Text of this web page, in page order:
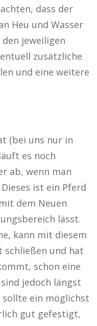
dass der
Heu und Wasser
jeweiligen
zusätzliche
und eine weitere
(bei uns nur in
es noch
ab, wenn man
ist ein Pferd
dem Neuen
lässt.
kann mit diesem
schließen und hat
schon eine
sind jedoch längst
sollte ein möglichst
gut gefestigt,